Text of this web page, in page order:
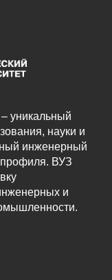
– уникальный
науки и
инженерный
профиля. ВУЗ
и